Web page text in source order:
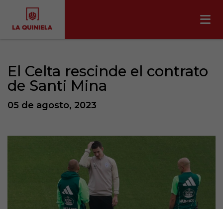
El Celta rescinde el contrato
de Santi Mina
05 de agosto, 2023